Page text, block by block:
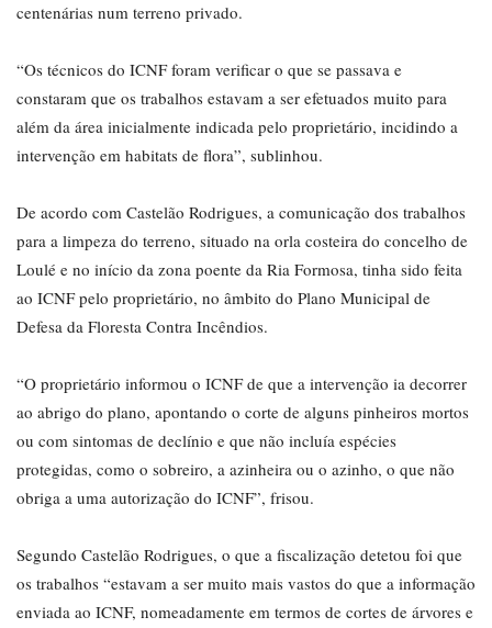
centenárias num terreno privado.
“Os técnicos do ICNF foram verificar o que se passava e
constaram que os trabalhos estavam a ser efetuados muito para
além da área inicialmente indicada pelo proprietário, incidindo a
intervenção em habitats de flora”, sublinhou.
De acordo com Castelão Rodrigues, a comunicação dos trabalhos
para a limpeza do terreno, situado na orla costeira do concelho de
Loulé e no início da zona poente da Ria Formosa, tinha sido feita
ao ICNF pelo proprietário, no âmbito do Plano Municipal de
Defesa da Floresta Contra Incêndios.
“O proprietário informou o ICNF de que a intervenção ia decorrer
ao abrigo do plano, apontando o corte de alguns pinheiros mortos
ou com sintomas de declínio e que não incluía espécies
protegidas, como o sobreiro, a azinheira ou o azinho, o que não
obriga a uma autorização do ICNF”, frisou.
Segundo Castelão Rodrigues, o que a fiscalização detetou foi que
os trabalhos “estavam a ser muito mais vastos do que a informação
enviada ao ICNF, nomeadamente em termos de cortes de árvores e